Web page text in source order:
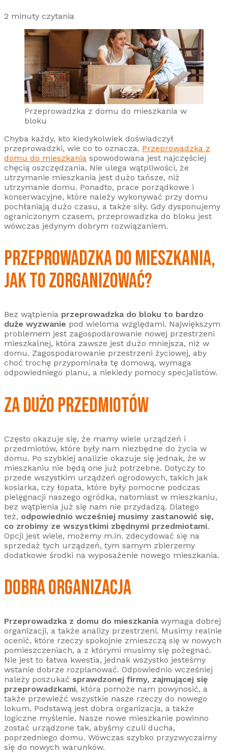
2 minuty czytania
Przeprowadzka z domu do mieszkania w
bloku
Chyba każdy, kto kiedykolwiek doświadczył
przeprowadzki, wie co to oznacza. Przeprowadzka z
domu do mieszkania spowodowana jest najczęściej
chęcią oszczędzania. Nie ulega wątpliwości, że
utrzymanie mieszkania jest dużo tańsze, niż
utrzymanie domu. Ponadto, prace porządkowe i
konserwacyjne, które należy wykonywać przy domu
pochłaniają dużo czasu, a także siły. Gdy dysponujemy
ograniczonym czasem, przeprowadzka do bloku jest
wówczas jedynym dobrym rozwiązaniem.
PRZEPROWADZKA DO MIESZKANIA,
JAK TO ZORGANIZOWAĆ?
Bez wątpienia przeprowadzka do bloku to bardzo
duże wyzwanie pod wieloma względami. Największym
problemem jest zagospodarowanie nowej przestrzeni
mieszkalnej, która zawsze jest dużo mniejsza, niż w
domu. Zagospodarowanie przestrzeni życiowej, aby
choć trochę przypominała tę domową, wymaga
odpowiedniego planu, a niekiedy pomocy specjalistów.
ZA DUŻO PRZEDMIOTÓW
Często okazuje się, że mamy wiele urządzeń i
przedmiotów, które były nam niezbędne do życia w
domu. Po szybkiej analizie okazuje się jednak, że w
mieszkaniu nie będą one już potrzebne. Dotyczy to
przede wszystkim urządzeń ogrodowych, takich jak
kosiarka, czy łopata, które były pomocne podczas
pielęgnacji naszego ogródka, natomiast w mieszkaniu,
bez wątpienia już się nam nie przydadzą. Dlatego
też, odpowiednio wcześniej musimy zastanowić się,
co zrobimy ze wszystkimi zbędnymi przedmiotami.
Opcji jest wiele, możemy m.in. zdecydować się na
sprzedaż tych urządzeń, tym samym zbierzemy
dodatkowe środki na wyposażenie nowego mieszkania.
DOBRA ORGANIZACJA
Przeprowadzka z domu do mieszkaniawymaga dobrej
organizacji, a także analizy przestrzeni. Musimy realnie
ocenić, które rzeczy spokojnie zmieszczą się w nowych
pomieszczeniach, a z którymi musimy się pożegnać.
Nie jest to łatwa kwestia, jednak wszystko jesteśmy
wstanie dobrze rozplanować. Odpowiednio wcześniej
należy poszukać sprawdzonej firmy, zajmującej się
przeprowadzkami, która pomoże nam powynosić, a
także przewieźć wszystkie nasze rzeczy do nowego
lokum. Podstawą jest dobra organizacja, a także
logiczne myślenie. Nasze nowe mieszkanie powinno
zostać urządzone tak, abyśmy czuli ducha,
poprzedniego domu. Wówczas szybko przyzwyczaimy
się do nowych warunków.